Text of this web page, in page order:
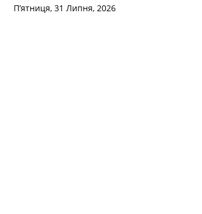
П’ятниця, 31 Липня, 2026